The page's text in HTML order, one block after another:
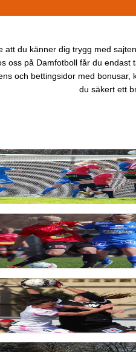
att du känner dig trygg med
oss på Damfotboll får du
och bettingsidor med
du säkert ett
QBIK
22:40
Bunkeflo – QBIK
21:10